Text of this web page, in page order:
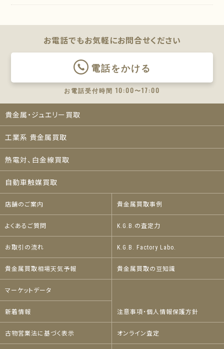
お電話でもお気軽にお問合せください
電話をかける
お電話受付時間 10:00〜17:00
貴金属・ジュエリー買取
工業系 貴金属買取
熱電対、白金線買取
自動車触媒買取
店舗のご案内 貴金属買取事例
よくあるご質問 K.G.B.の査定力
お取引の流れ K.G.B. Factory Labo.
貴金属買取相場天気予報 貴金属買取の豆知識
マーケットデータ
新着情報 注意事項・個人情報保護方針
古物営業法に基づく表示 オンライン査定